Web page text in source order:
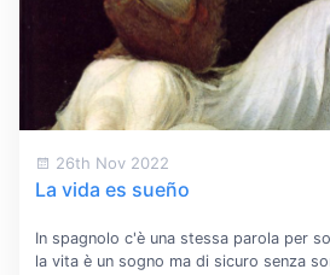
26th Nov 2022
La vida es sueño
In spagnolo c'è una stessa parola per
la vita è un sogno ma di sicuro senza